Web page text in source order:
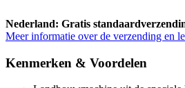
Nederland: Gratis
Meer informatie over de verzending en
Kenmerken & Voordelen